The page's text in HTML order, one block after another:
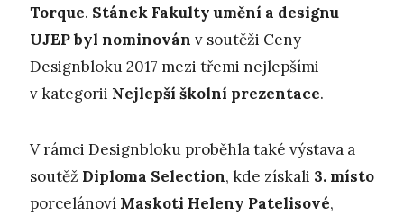
Torque. Stánek Fakulty umění a designu
UJEP byl nominován v soutěži Ceny
Designbloku 2017 mezi třemi nejlepšími
v kategorii Nejlepší školní prezentace.
V rámci Designbloku proběhla také výstava a
soutěž Diploma Selection, kde získali 3. místo
porcelánoví Maskoti Heleny Patelisové,